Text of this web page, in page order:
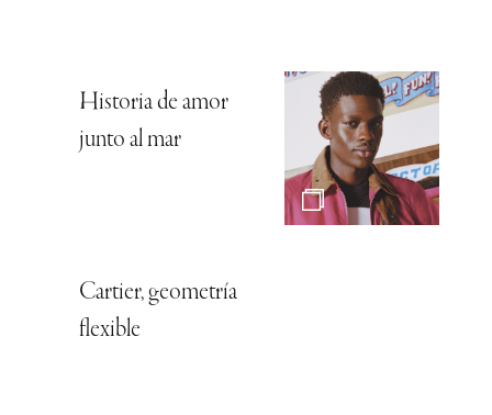
Historia de amor
junto al mar
Cartier, geometría
flexible